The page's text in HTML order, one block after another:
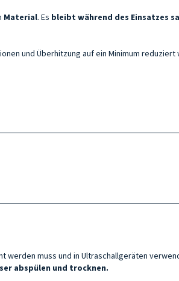
Material. Es bleibt während des Einsatzes
und Überhitzung auf ein Minimum reduziert
muss und in Ultraschallgeräten
abspülen und trocknen.